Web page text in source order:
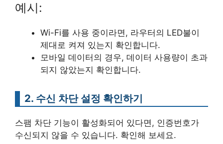
예시:
Wi-Fi를 사용 중이라면, 라우터의 LED불이
제대로 켜져 있는지 확인합니다.
모바일 데이터의 경우, 데이터 사용량이 초과
되지 않았는지 확인합니다.
2. 수신 차단 설정 확인하기
스팸 차단 기능이 활성화되어 있다면, 인증번호가
수신되지 않을 수 있습니다. 확인해 보세요.